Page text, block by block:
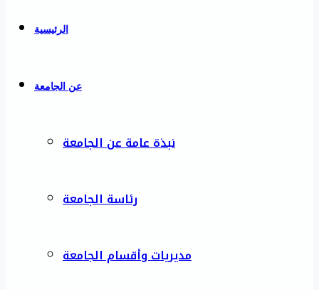
الرئيسية
عن الجامعة
نبذة عامة عن الجامعة
رئاسة الجامعة
مديريات وأقسام الجامعة